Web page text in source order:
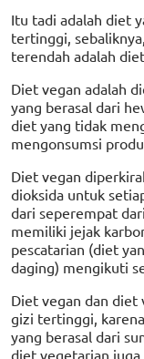
Itu tadi adalah diet
tertinggi,
terendah adalah
Diet vegan adalah
yang berasal dari
diet yang tidak
mengonsumsi
Diet vegan
dioksida untuk
dari seperempat
memiliki jejak
pescatarian (diet
daging) mengikuti
Diet vegan dan diet
gizi tertinggi,
yang berasal dari
diet vegetarian